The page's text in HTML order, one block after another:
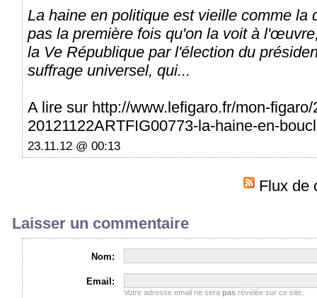
La haine en politique est vieille comme la
pas la première fois qu'on la voit à
la Ve République par l'élection du
suffrage universel, qui...
A lire sur http://www.lefigaro.fr/mon-
20121122ARTFIG00773-la-haine-en-
23.11.12 @ 00:13
Flux de
Laisser un commentaire
Nom:
Email:
Votre adresse email ne serapas révélée sur ce site.